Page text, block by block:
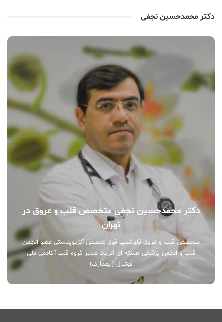
دکتر محمدحسین نجفی
دکتر محمدحسین نجفی متخصص قلب و عروق در
تهران
متخصص قلب و عروق فلوشیپ فوق تخصص آنژیوپلاستی عضو انجمن
قلب و انجمن پزشکی هسته ای آمریکا مدیر گروه قلب آکادمی ملی
فوتبال (ایفمارک)